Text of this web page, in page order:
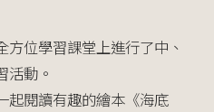
位學習課堂上進行了中、
活動。
起閱讀有趣的繪本《海底